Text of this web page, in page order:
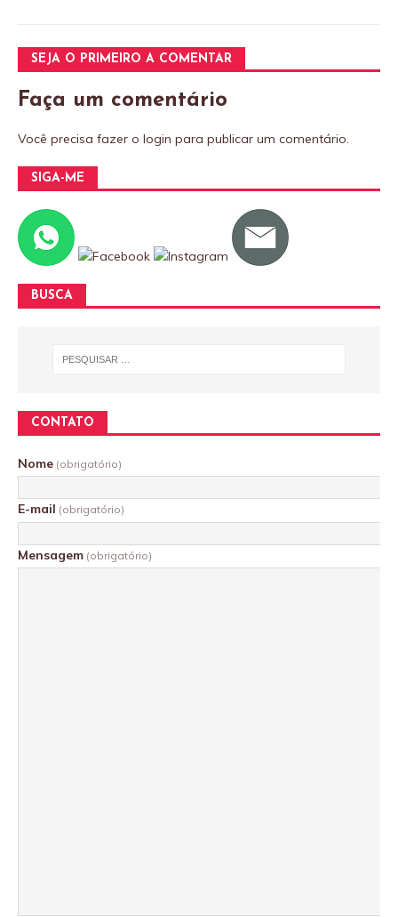
SEJA O PRIMEIRO A COMENTAR
Faça um comentário
Você precisa fazer o login para publicar um comentário.
SIGA-ME
BUSCA
CONTATO
Nome (obrigatório)
E-mail (obrigatório)
Mensagem (obrigatório)